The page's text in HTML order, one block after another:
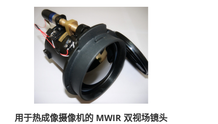
用于热成像摄像机的 MWIR 双视场镜头